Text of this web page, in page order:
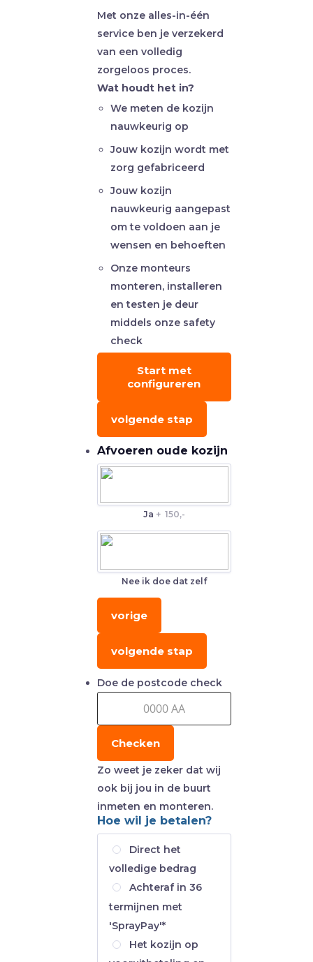
Met onze alles-in-één
service ben je verzekerd
van een volledig
zorgeloos proces.
Wat houdt het in?
We meten de kozijn
nauwkeurig op
Jouw kozijn wordt met
zorg gefabriceerd
Jouw kozijn
nauwkeurig aangepast
om te voldoen aan je
wensen en behoeften
Onze monteurs
monteren, installeren
en testen je deur
middels onze safety
check
Start met
configureren
volgende stap
Afvoeren oude kozijn
Ja + 150,-
Nee ik doe dat zelf
vorige
volgende stap
Doe de postcode check
Checken
Zo weet je zeker dat wij
ook bij jou in de buurt
inmeten en monteren.
Hoe wil je betalen?
Direct het
volledige bedrag
Achteraf in 36
termijnen met
'SprayPay'*
Het kozijn op